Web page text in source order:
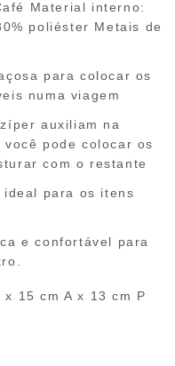
Material interno:
poliéster Metais de
para colocar os
numa viagem
auxiliam na
pode colocar os
com o restante
para os itens
e confortável para
15 cm A x 13 cm P